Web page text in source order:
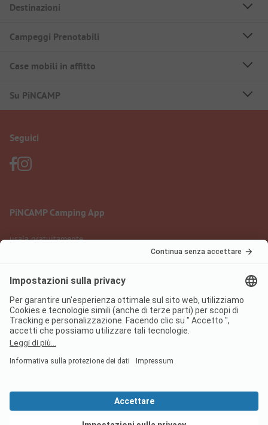
Destinazioni
Campeggi Prenotabili
Case mobili in affitto
Su PiNCAMP
Seguici
PiNCAMP Camping App
usala gratuitamente
Informazione legale
Protezione dati
Condizioni d'uso
Regolamento sui servizi digitali